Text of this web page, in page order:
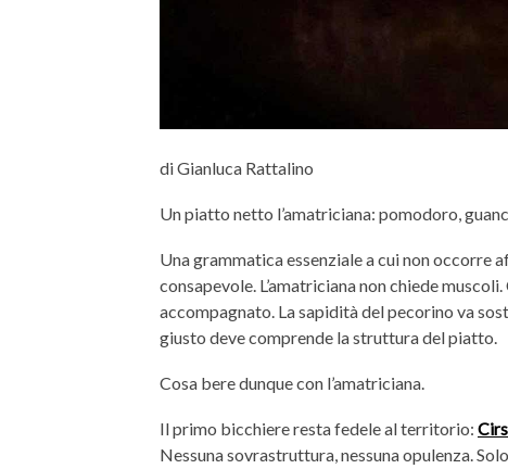
di Gianluca Rattalino
Un piatto netto l’amatriciana: pomodoro,
Una grammatica essenziale a cui non occorre
consapevole. L’amatriciana non chiede
accompagnato. La sapidità del pecorino va
giusto deve comprende la struttura del piatto.
Cosa bere dunque con l’amatriciana.
Il primo bicchiere resta fedele al territorio:
Nessuna sovrastruttura, nessuna opulenza.